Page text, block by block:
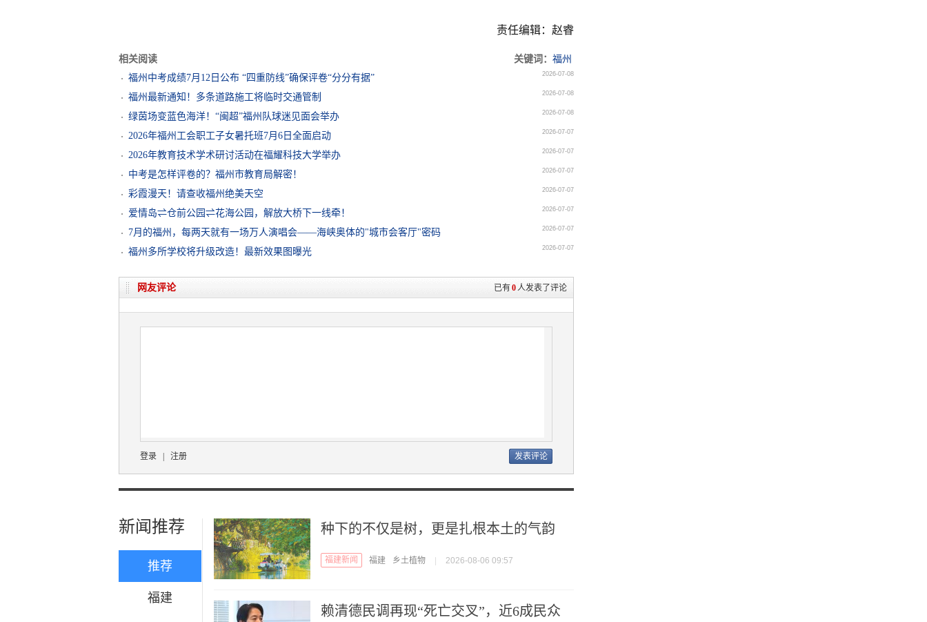
责任编辑：赵睿
相关阅读 关键词： 福州
福州中考成绩7月12日公布 “四重防线”确保评卷“分分有据”
2026-07-08
福州最新通知！多条道路施工将临时交通管制 2026-07-08
绿茵场变蓝色海洋！“闽超”福州队球迷见面会举办 2026-07-08
2026年福州工会职工子女暑托班7月6日全面启动 2026-07-07
2026年教育技术学术研讨活动在福耀科技大学举办 2026-07-07
中考是怎样评卷的？福州市教育局解密！ 2026-07-07
彩霞漫天！请查收福州绝美天空 2026-07-07
爱情岛⇌仓前公园⇌花海公园，解放大桥下一线牵！ 2026-07-07
7月的福州，每两天就有一场万人演唱会——海峡奥体的"城市会客厅"密码 2026-07-07
福州多所学校将升级改造！最新效果图曝光 2026-07-07
已有0人发表了评论
网友评论
登录 注册
新闻推荐
推荐
福建
种下的不仅是树，更是扎根本土的气韵
福建新闻 福建 乡土植物 2026-08-06 09:57
赖清德民调再现“死亡交叉”，近6成民众